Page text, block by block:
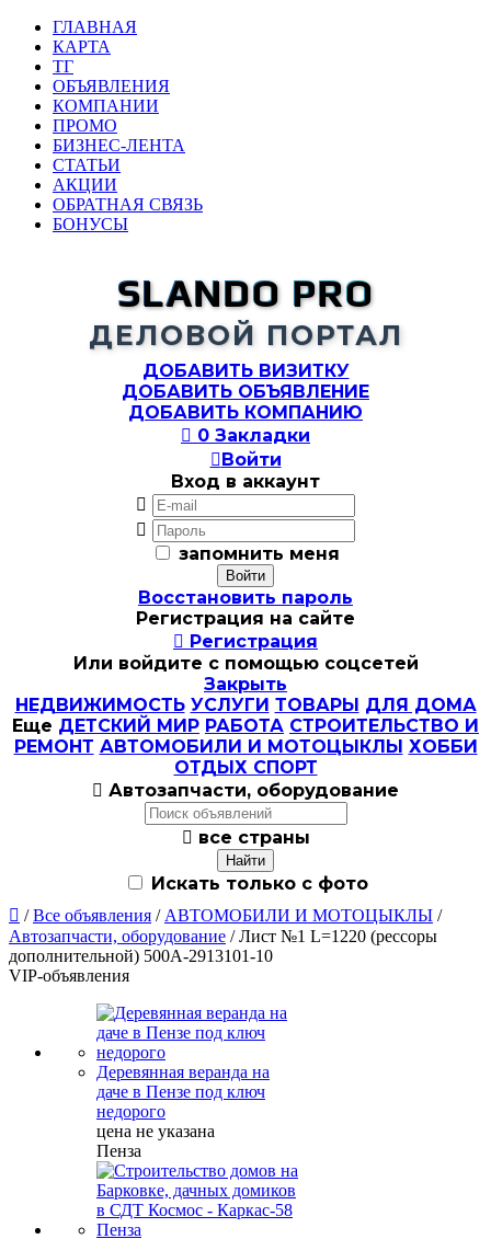
ГЛАВНАЯ
КАРТА
ТГ
ОБЪЯВЛЕНИЯ
КОМПАНИИ
ПРОМО
БИЗНЕС-ЛЕНТА
СТАТЬИ
АКЦИИ
ОБРАТНАЯ СВЯЗЬ
БОНУСЫ
SLANDO PRO
ДЕЛОВОЙ ПОРТАЛ
ДОБАВИТЬ ВИЗИТКУ
ДОБАВИТЬ ОБЪЯВЛЕНИЕ
ДОБАВИТЬ КОМПАНИЮ
 0 Закладки
Войти
Вход в аккаунт


запомнить меня
Восстановить пароль
Регистрация на сайте
 Регистрация
Или войдите с помощью соцсетей
Закрыть
НЕДВИЖИМОСТЬ УСЛУГИ ТОВАРЫ ДЛЯ ДОМА
Еще ДЕТСКИЙ МИР РАБОТА СТРОИТЕЛЬСТВО И
РЕМОНТ АВТОМОБИЛИ И МОТОЦЫКЛЫ ХОББИ
ОТДЫХ СПОРТ
 Автозапчасти, оборудование
 все страны
Искать только с фото
 /Все объявления / АВТОМОБИЛИ И МОТОЦЫКЛЫ /
Автозапчасти, оборудование / Лист №1 L=1220 (рессоры
дополнительной) 500А-2913101-10
VIP-объявления
Деревянная веранда на
даче в Пензе под ключ
недорого
цена не указана
Пенза